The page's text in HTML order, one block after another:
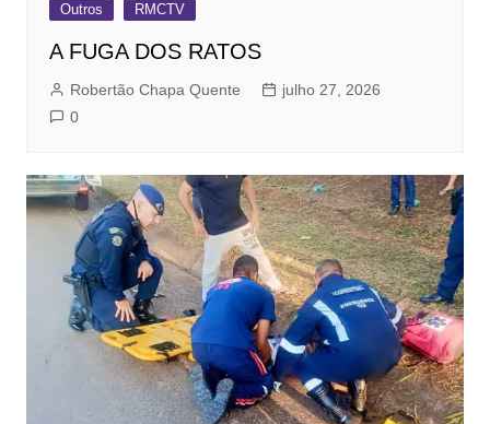
Outros
RMCTV
A FUGA DOS RATOS
Robertão Chapa Quente
julho 27, 2026
0